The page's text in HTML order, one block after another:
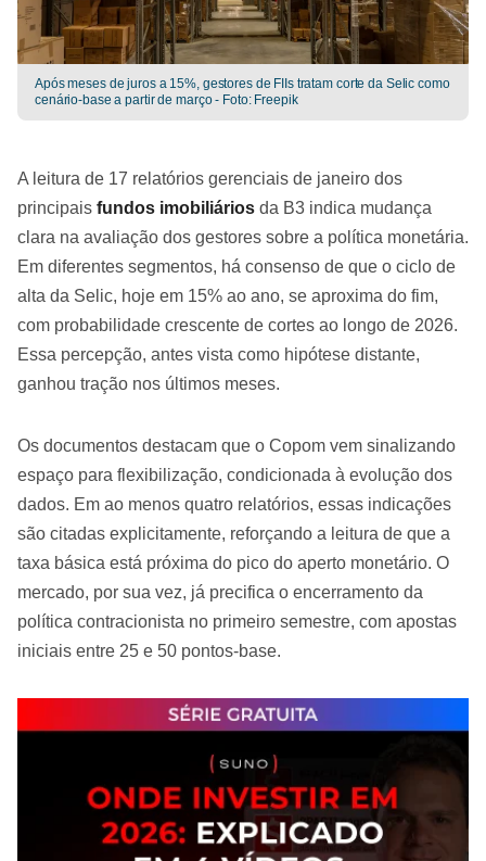
Após meses de juros a 15%, gestores de FIIs tratam corte da Selic como
cenário-base a partir de março - Foto: Freepik
A leitura de 17 relatórios gerenciais de janeiro dos
principais fundos imobiliários da B3 indica mudança
clara na avaliação dos gestores sobre a política monetária.
Em diferentes segmentos, há consenso de que o ciclo de
alta da Selic, hoje em 15% ao ano, se aproxima do fim,
com probabilidade crescente de cortes ao longo de 2026.
Essa percepção, antes vista como hipótese distante,
ganhou tração nos últimos meses.
Os documentos destacam que o Copom vem sinalizando
espaço para flexibilização, condicionada à evolução dos
dados. Em ao menos quatro relatórios, essas indicações
são citadas explicitamente, reforçando a leitura de que a
taxa básica está próxima do pico do aperto monetário. O
mercado, por sua vez, já precifica o encerramento da
política contracionista no primeiro semestre, com apostas
iniciais entre 25 e 50 pontos-base.